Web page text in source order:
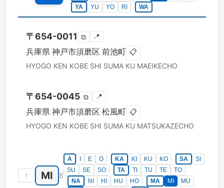
YA
YU YO RI WA
〒654-0011 ⧉ 📍
兵庫県 神戸市須磨区 前池町 📋
HYOGO KEN KOBE SHI SUMA KU MAEIKECHO
〒654-0045 ⧉ 📍
兵庫県 神戸市須磨区 松風町 📋
HYOGO KEN KOBE SHI SUMA KU MATSUKAZECHO
↑ MI 8
A E O KA KI KU KO SA
SI
SU
SE SO TA TI TU TE
TO
NA
NI HI HU HO MA MI
MU